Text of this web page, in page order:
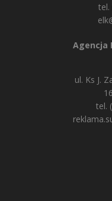
tel.
Agencja
ul. Ks J.
tel.